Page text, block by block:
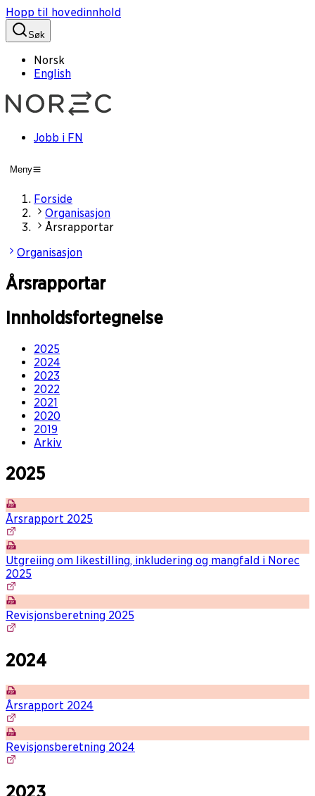
Hopp til hovedinnhold
Søk
Norsk
English
Jobb i FN
Meny
Forside
Organisasjon
Årsrapportar
Organisasjon
Årsrapportar
Innholdsfortegnelse
2025
2024
2023
2022
2021
2020
2019
Arkiv
2025
Årsrapport 2025
Utgreiing om likestilling, inkludering og mangfald i Norec
2025
Revisjonsberetning 2025
2024
Årsrapport 2024
Revisjonsberetning 2024
2023